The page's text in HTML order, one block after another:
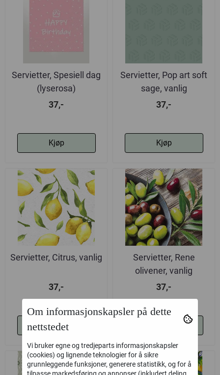
Servietter, Spesiell dag
(lyserosa)
37,-
Kjøp
Servietter, Pop art soft
sage, vanlig
37,-
Kjøp
Servietter, Citrus, vanlig
37,-
Kjøp
Servietter, Rene
olivener, vanlig
37,-
Om informasjonskapsler på dette
nettstedet
Vi bruker egne og tredjeparts informasjonskapsler
(cookies) og lignende teknologier for å sikre
grunnleggende funksjoner, generere statistikk, og for å